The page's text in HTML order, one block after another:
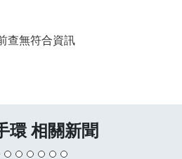
查無符合資訊
環 相關新聞